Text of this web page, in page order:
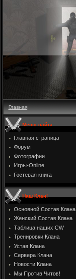
Главная
Меню сайта
Главная страница
Форум
Фотографии
Игры-Online
Гостевая книга
Наш Клан!
Основной Состав Клана
Женский Состав Клана
Таблица наших CW
Тренировки Клана
Устав Клана
Сервера Клана
Новости Клана
Мы Против Читов!